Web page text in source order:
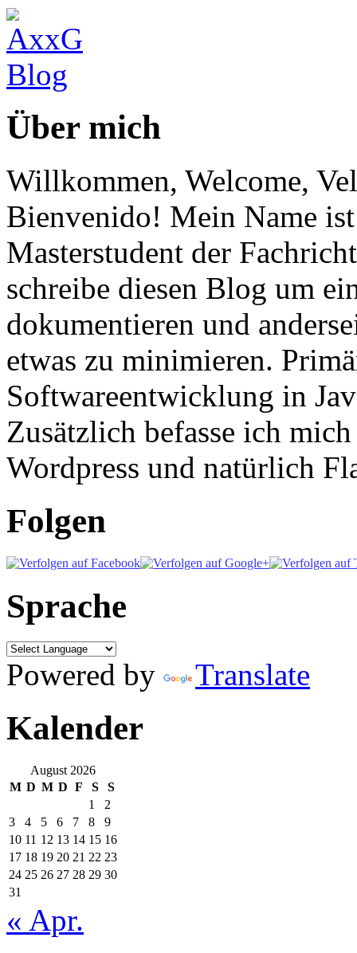
Über mich
Willkommen, Welcome,
Bienvenido! Mein Name
Masterstudent der
schreibe diesen Blog um
dokumentieren und
etwas zu minimieren.
Softwareentwicklung in
Zusätzlich befasse ich
Wordpress und natürlich
Folgen
Sprache
Powered by Translate
Kalender
August 2026
M D M D F S
S
1
2
3
4 5 6 7 8
9
10 11 12 13 14 15 16
17 18 19 20 21 22 23
24 25 26 27 28 29 30
31
« Apr.